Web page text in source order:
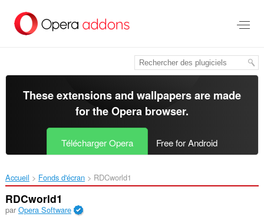
contenu
These extensions and wallpapers are made
for theOpera browser.
Télécharger Opera Free for Android
Accueil Fonds d'écran RDCworld1‎
RDCworld1
par Opera Software